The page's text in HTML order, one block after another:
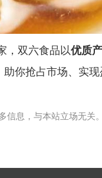
，双六食品以优质
你抢占市场、实现
信息，与本站立场无关